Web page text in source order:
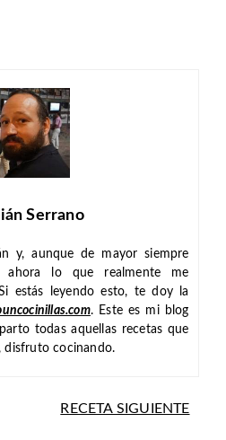
Serrano
y, aunque de mayor siempre
ahora lo que realmente me
estás leyendo esto, te doy la
. Este es mi blog
todas aquellas recetas que
disfruto cocinando.
RECETA SIGUIENTE